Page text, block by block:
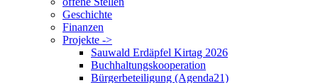
Geschichte
Finanzen
Projekte ->
Sauwald Erdäpfel Kirtag 2026
Buchhaltungskooperation
Bürgerbeteiligung (Agenda21)